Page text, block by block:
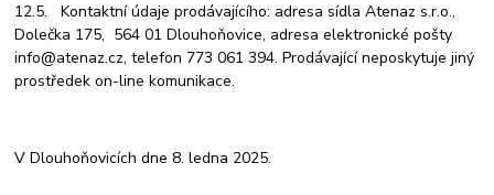
12.5. Kontaktní údaje prodávajícího: adresa sídla Atenaz s.r.o.,
Dolečka 175, 564 01 Dlouhoňovice, adresa elektronické pošty
info@atenaz.cz, telefon 773 061 394. Prodávající neposkytuje jiný
prostředek on-line komunikace.
V Dlouhoňovicích dne 8. ledna 2025.